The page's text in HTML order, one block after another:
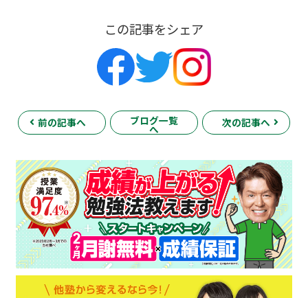
この記事をシェア
前の記事へ ブログ一覧
へ
次の記事へ